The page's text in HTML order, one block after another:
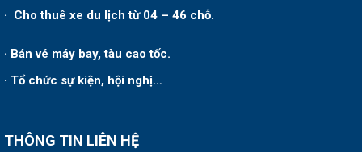
· Cho thuê xe du lịch từ 04 – 46 chỗ.
· Bán vé máy bay, tàu cao tốc.
· Tổ chức sự kiện, hội nghị…
THÔNG TIN LIÊN HỆ